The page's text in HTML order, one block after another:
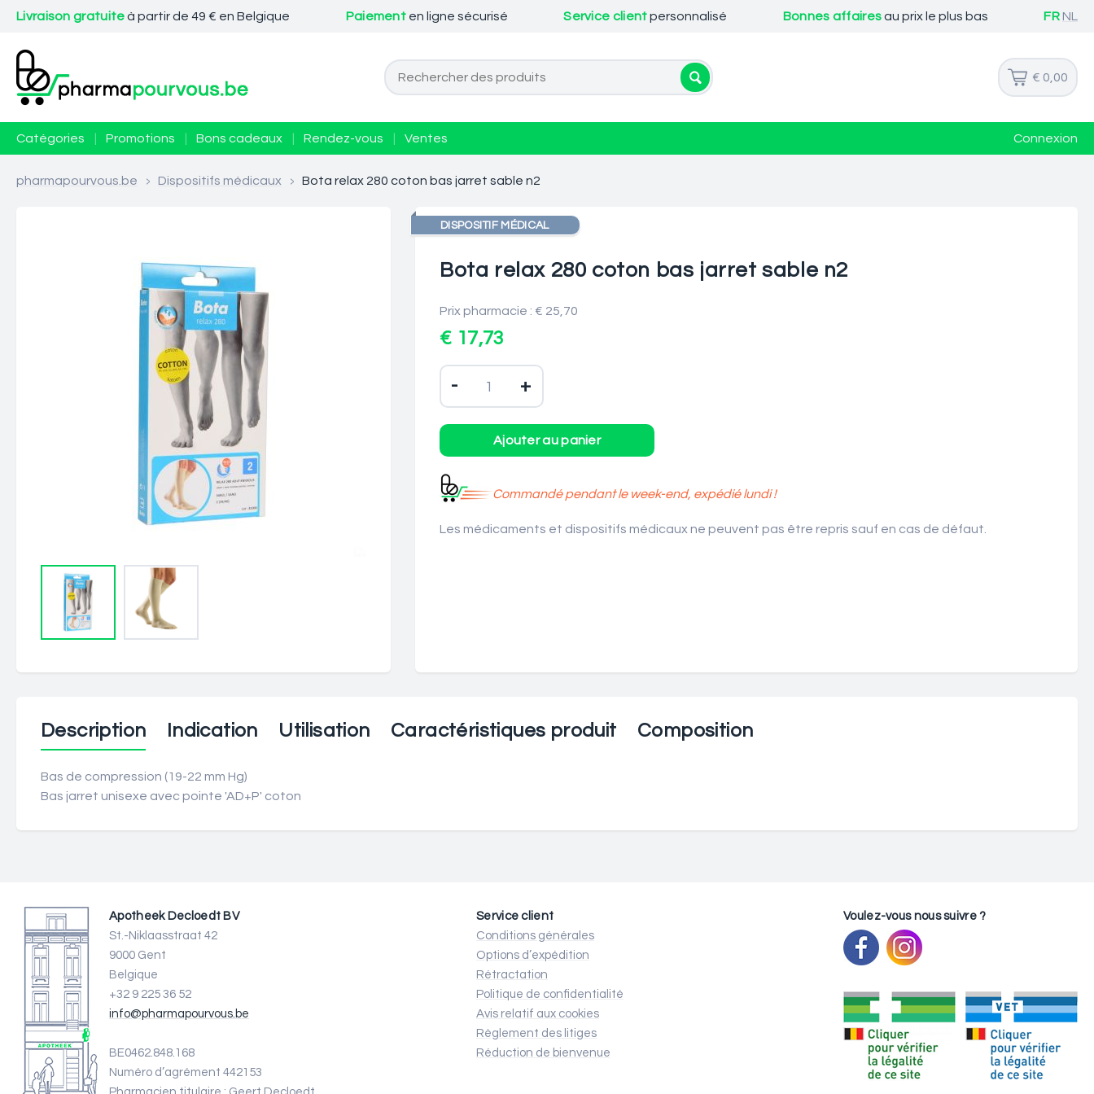
Livraison gratuiteà partir de 49 € en Belgique Paiement en ligne sécurisé Service clientpersonnalisé Bonnes affairesau prix le plus bas FR NL
€ 0,00
Catégories Promotions Bons cadeaux Rendez-vous Ventes Connexion
pharmapourvous.be > Dispositifs médicaux > Bota relax 280 coton bas jarret sable n2
DISPOSITIF MÉDICAL
Bota relax 280 coton bas jarret sable n2
Prix pharmacie : € 25,70
€ 17,73
- +
Commandé pendant le week-end, expédié lundi !
Les médicaments et dispositifs médicaux ne peuvent pas être repris sauf en cas de défaut.
Description Indication Utilisation Caractéristiques produit Composition
Bas de compression (19-22 mm Hg)
Bas jarret unisexe avec pointe 'AD+P' coton
Apotheek Decloedt BV
St.-Niklaasstraat 42
9000 Gent
Belgique
+32 9 225 36 52
info@pharmapourvous.be
BE0462.848.168
Numéro d’agrément 442153
Service client
Conditions générales
Options d’expédition
Rétractation
Politique de confidentialité
Avis relatif aux cookies
Règlement des litiges
Réduction de bienvenue
Voulez-vous nous suivre ?